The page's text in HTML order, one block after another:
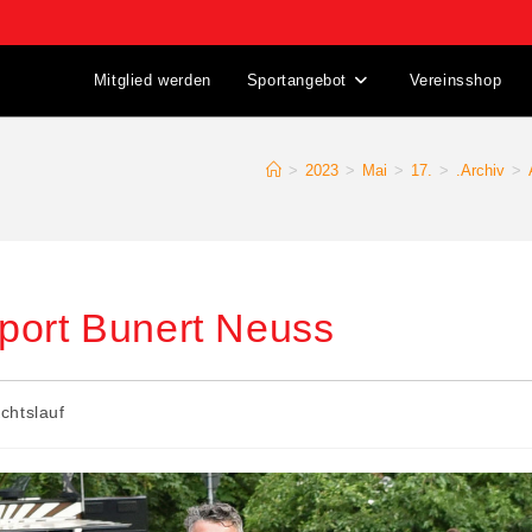
Mitglied werden Sportangebot Vereinsshop
> 2023 > Mai > 17. > .Archiv >
Bunert Neuss